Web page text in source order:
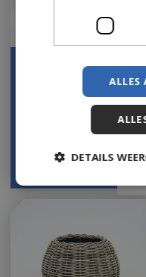
Drypot rotan vaas
ALLES
DETAILS